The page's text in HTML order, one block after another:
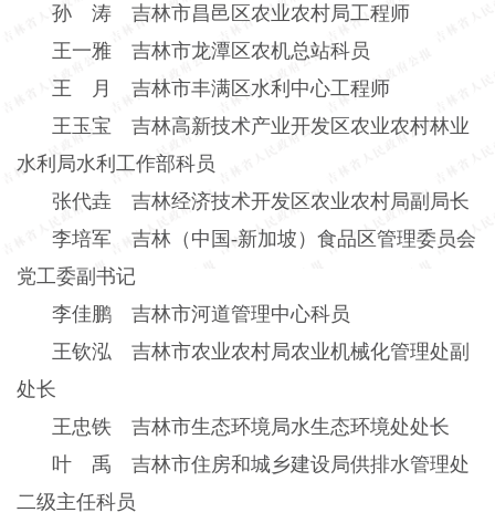
孙 涛 吉林市昌邑区农业农村局工程师
王一雅 吉林市龙潭区农机总站科员
王 月 吉林市丰满区水利中心工程师
王玉宝 吉林高新技术产业开发区农业农村林业
水利局水利工作部科员
张代垚 吉林经济技术开发区农业农村局副局长
李培军 吉林（中国-新加坡）食品区管理委员会
党工委副书记
李佳鹏 吉林市河道管理中心科员
王钦泓 吉林市农业农村局农业机械化管理处副
处长
王忠铁 吉林市生态环境局水生态环境处处长
叶 禹 吉林市住房和城乡建设局供排水管理处
二级主任科员